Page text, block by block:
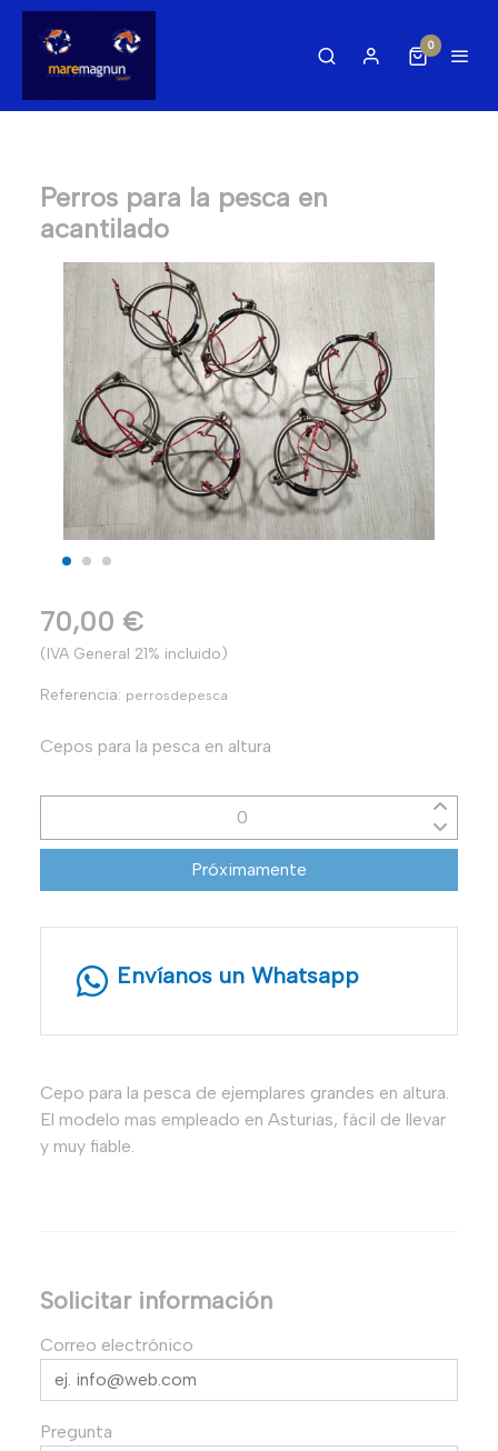
0
Perros para la pesca en
acantilado
70,00 €
(IVA General 21% incluido)
Referencia: perrosdepesca
Cepos para la pesca en altura
Próximamente
Envíanos un Whatsapp
Cepo para la pesca de ejemplares grandes en altura.
El modelo mas empleado en Asturias, fácil de llevar
y muy fiable.
Solicitar información
Correo electrónico
Pregunta